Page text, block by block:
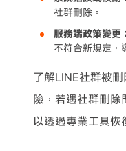
社群刪除。
服務端政策變更：
不符合新規定，
了解LINE社群被
險，若遇社群刪除
以透過專業工具恢